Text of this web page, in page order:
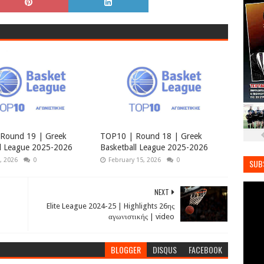
19 | Greek
League 2025-2026
2026 0
TOP10 | Round 18 | Greek
Basketball League 2025-2026
February 15, 2026 0
NEXT
Elite League 2024-25 | Highlights 26ης
αγωνιστικής | video
BLOGGER DISQUS FACEBOOK